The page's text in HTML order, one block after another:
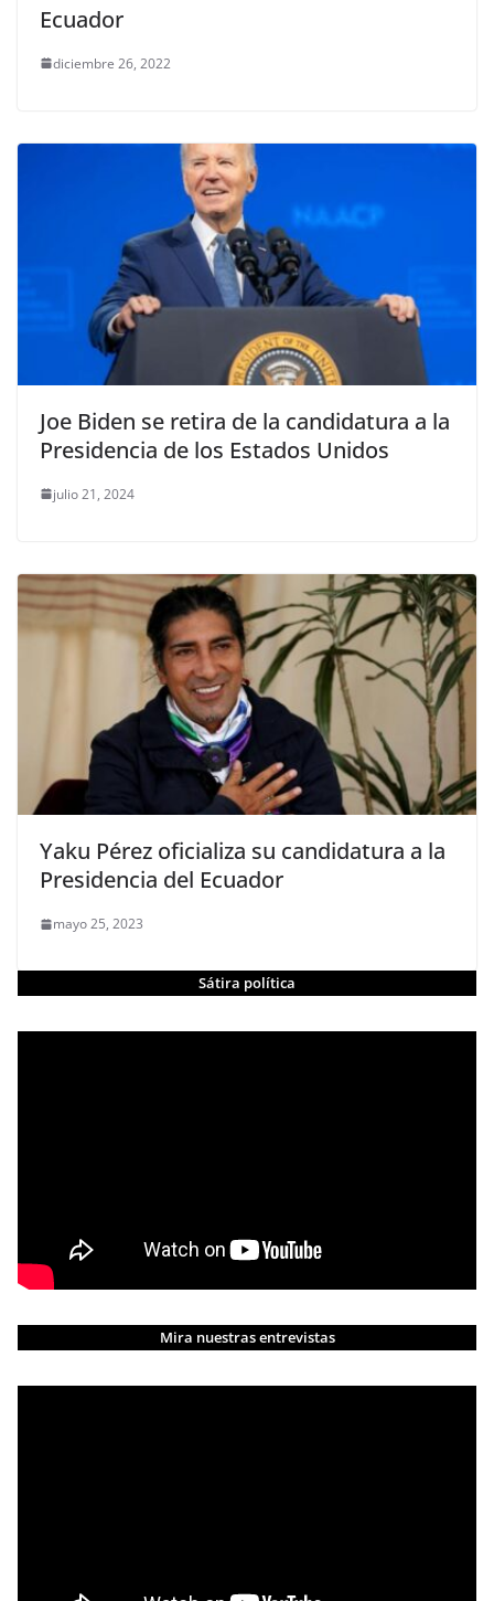
Ecuador
diciembre 26, 2022
Joe Biden se retira de la candidatura a la
Presidencia de los Estados Unidos
julio 21, 2024
Yaku Pérez oficializa su candidatura a la
Presidencia del Ecuador
mayo 25, 2023
Sátira política
Mira nuestras entrevistas